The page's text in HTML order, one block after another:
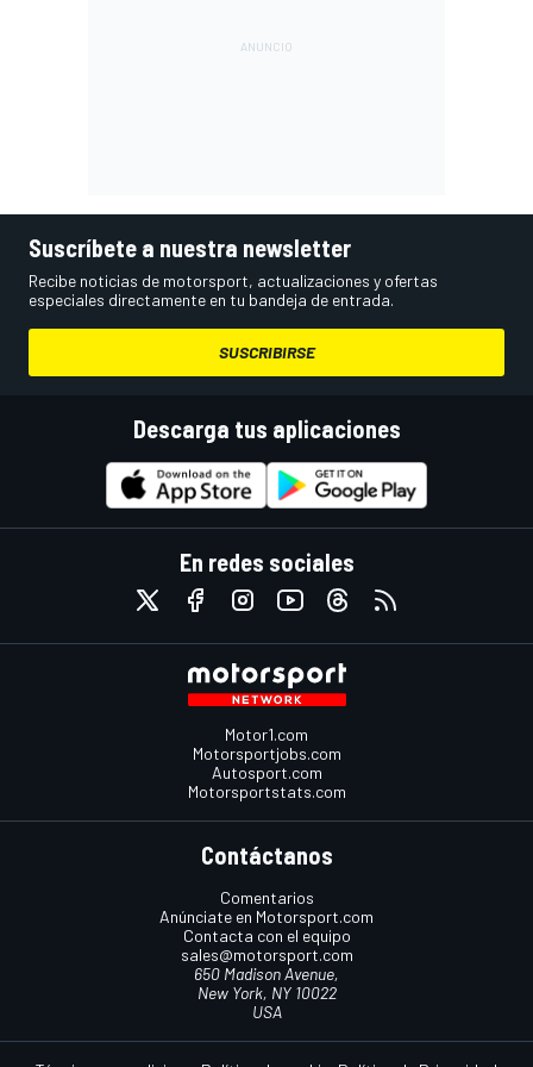
Suscríbete a nuestra newsletter
Recibe noticias de motorsport, actualizaciones y ofertas
especiales directamente en tu bandeja de entrada.
SUSCRIBIRSE
Descarga tus aplicaciones
En redes sociales
Motor1.com
Motorsportjobs.com
Autosport.com
Motorsportstats.com
Contáctanos
Comentarios
Anúnciate en Motorsport.com
Contacta con el equipo
sales@motorsport.com
650 Madison Avenue,
New York, NY 10022
USA